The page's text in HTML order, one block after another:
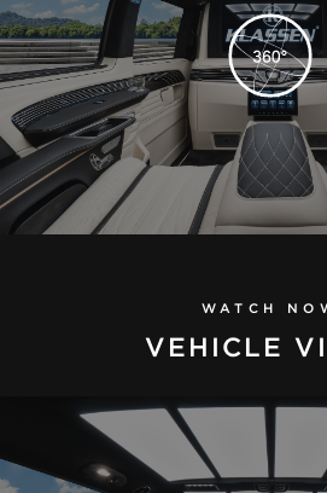
WATCH
VEHICLE